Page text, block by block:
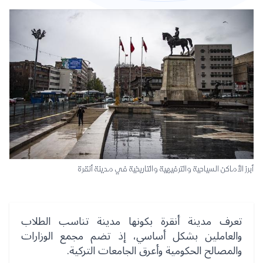
أبرز الأماكن السياحية والترفيهية والتاريخية في مدينة أنقرة
تعرف مدينة أنقرة بكونها مدينة تناسب الطلاب
والعاملين بشكل أساسي، إذ تضم مجمع الوزارات
والمصالح الحكومية وأعرق الجامعات التركية.